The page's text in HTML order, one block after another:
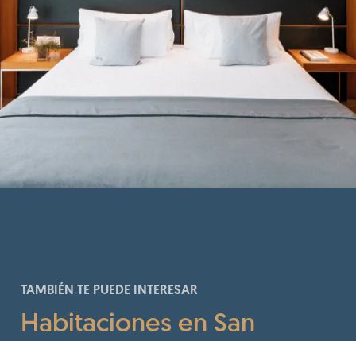
TAMBIÉN TE PUEDE INTERESAR
Habitaciones en San